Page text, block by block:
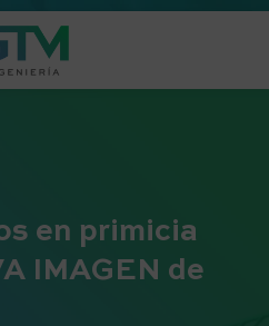
en primicia
IMAGEN de